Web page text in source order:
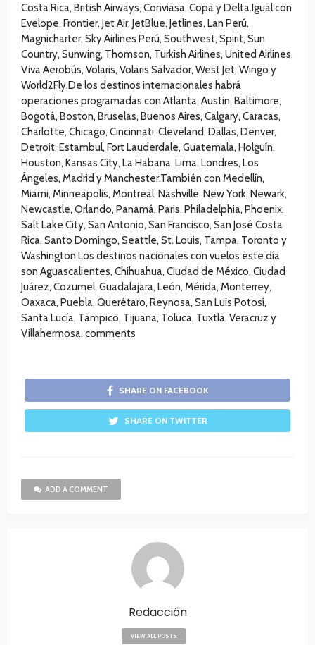
Costa Rica, British Airways, Conviasa, Copa y Delta.Igual con
Evelope, Frontier, Jet Air, JetBlue, Jetlines, Lan Perú,
Magnicharter, Sky Airlines Perú, Southwest, Spirit, Sun
Country, Sunwing, Thomson, Turkish Airlines, United Airlines,
Viva Aerobús, Volaris, Volaris Salvador, West Jet, Wingo y
World2Fly.De los destinos internacionales habrá
operaciones programadas con Atlanta, Austin, Baltimore,
Bogotá, Boston, Bruselas, Buenos Aires, Calgary, Caracas,
Charlotte, Chicago, Cincinnati, Cleveland, Dallas, Denver,
Detroit, Estambul, Fort Lauderdale, Guatemala, Holguín,
Houston, Kansas City, La Habana, Lima, Londres, Los
Ángeles, Madrid y Manchester.También con Medellín,
Miami, Minneapolis, Montreal, Nashville, New York, Newark,
Newcastle, Orlando, Panamá, Paris, Philadelphia, Phoenix,
Salt Lake City, San Antonio, San Francisco, San José Costa
Rica, Santo Domingo, Seattle, St. Louis, Tampa, Toronto y
Washington.Los destinos nacionales con vuelos este día
son Aguascalientes, Chihuahua, Ciudad de México, Ciudad
Juárez, Cozumel, Guadalajara, León, Mérida, Monterrey,
Oaxaca, Puebla, Querétaro, Reynosa, San Luis Potosí,
Santa Lucía, Tampico, Tijuana, Toluca, Tuxtla, Veracruz y
Villahermosa. comments
SHARE ON FACEBOOK
SHARE ON TWITTER
ADD A COMMENT
Redacción
VIEW ALL POSTS